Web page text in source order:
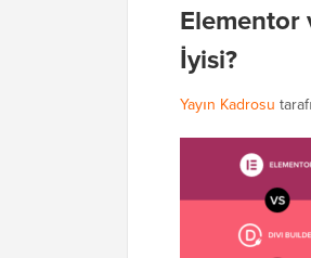
Elementor
İyisi?
Yayın Kadrosu